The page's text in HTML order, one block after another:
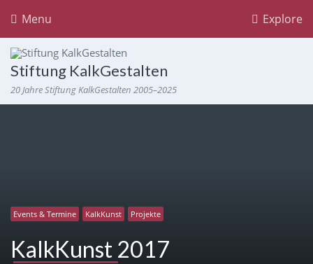
Explore
Menu
Stiftung KalkGestalten
20 Jahre Stiftung KalkGestalten 2005–2025
Events & Termine KalkKunst Projekte
KalkKunst 2017